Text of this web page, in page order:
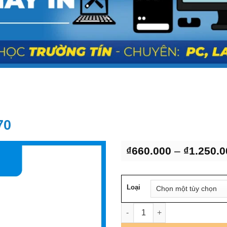
₫660.000 – ₫
Loại
Pin Laptop Dell Latitude